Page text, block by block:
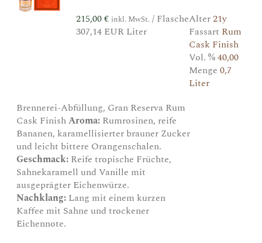
215,00€ inkl. MwSt. / Flasche
307,14 EUR Liter
Alter21y
Fassart Rum
Cask Finish
Vol. %40,00
Menge0,7
Liter
Brennerei-Abfüllung, Gran Reserva Rum
Cask FinishAroma: Rumrosinen, reife
Bananen, karamellisierter brauner Zucker
und leicht bittere Orangenschalen.
Geschmack: Reife tropische Früchte,
Sahnekaramell und Vanille mit
ausgeprägter Eichenwürze.
Nachklang: Lang mit einem kurzen
Kaffee mit Sahne und trockener
Eichennote.